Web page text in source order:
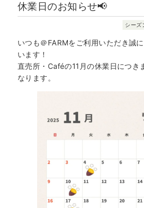
休業日のお知らせ📢
シーズ
いつも＠FARMをご利用いただき誠
います！
直売所・Caféの11月の休業日につき
なります。